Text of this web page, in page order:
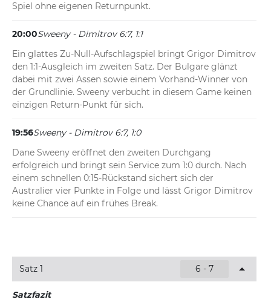
Spiel ohne eigenen Returnpunkt.
20:00Sweeny - Dimitrov 6:7, 1:1
Ein glattes Zu-Null-Aufschlagspiel bringt Grigor Dimitrov
den 1:1-Ausgleich im zweiten Satz. Der Bulgare glänzt
dabei mit zwei Assen sowie einem Vorhand-Winner von
der Grundlinie. Sweeny verbucht in diesem Game keinen
einzigen Return-Punkt für sich.
19:56Sweeny - Dimitrov 6:7, 1:0
Dane Sweeny eröffnet den zweiten Durchgang
erfolgreich und bringt sein Service zum 1:0 durch. Nach
einem schnellen 0:15-Rückstand sichert sich der
Australier vier Punkte in Folge und lässt Grigor Dimitrov
keine Chance auf ein frühes Break.
Satz 1 6 - 7
Satzfazit